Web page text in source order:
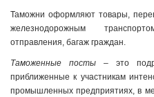
Таможни оформляют товары,
железнодорожным
отправления, багаж граждан.
Таможенные посты – это
приближенные к участникам
промышленных предприятиях, в